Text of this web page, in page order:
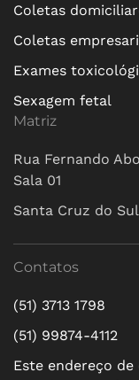
Coletas
Coletas
Exames
Sexagem fetal
Matriz
Rua Fernando
Sala 01
Santa Cruz do
Contatos
(51) 3713 1798
(51) 99874-4112
Este endereço